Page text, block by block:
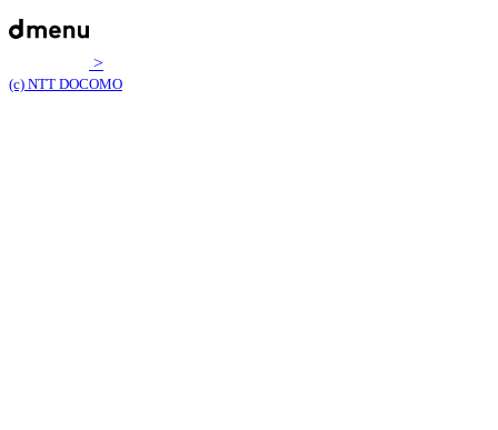
>
(c) NTT DOCOMO